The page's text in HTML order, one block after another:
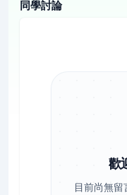
同學討論
歡
目前尚無